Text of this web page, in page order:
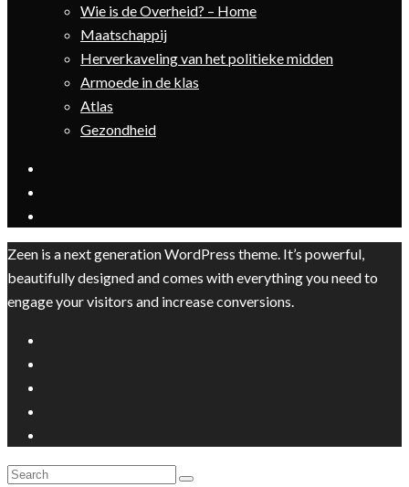
Wie is de Overheid? – Home
Maatschappij
Herverkaveling van het politieke midden
Armoede in de klas
Atlas
Gezondheid
Zeen is a next generation WordPress theme. It’s powerful,
beautifully designed and comes with everything you need to
engage your visitors and increase conversions.